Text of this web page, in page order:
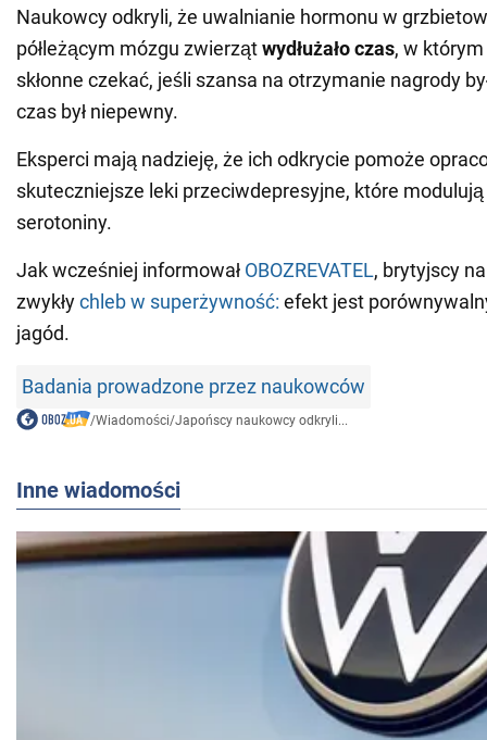
Naukowcy odkryli, że uwalnianie hormonu w
półleżącym mózgu zwierzątwydłużało czas, w którym
skłonne czekać, jeśli szansa na otrzymanie nagrody
czas był niepewny.
Eksperci mają nadzieję, że ich odkrycie pomoże
skuteczniejsze leki przeciwdepresyjne, które
serotoniny.
Jak wcześniej informował OBOZREVATEL, brytyjscy
zwykłychleb w superżywność: efekt jest
jagód.
Badania prowadzone przez naukowców
/Wiadomości/Japońscy naukowcy odkryli...
Inne wiadomości